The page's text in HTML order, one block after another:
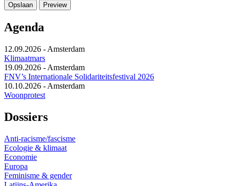
Agenda
12.09.2026 - Amsterdam
Klimaatmars
19.09.2026 - Amsterdam
FNV’s Internationale Solidariteitsfestival 2026
10.10.2026 - Amsterdam
Woonprotest
Dossiers
Anti-racisme/fascisme
Ecologie & klimaat
Economie
Europa
Feminisme & gender